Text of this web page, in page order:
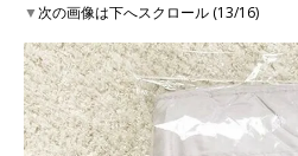
▼次の画像は下へスクロール (13/16)